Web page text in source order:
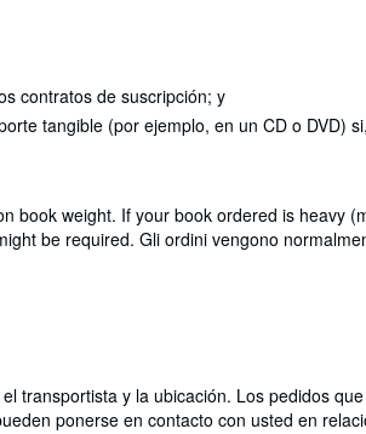
contratos de suscripción; y
tangible (por ejemplo, en un CD o
book weight. If your book ordered is heavy
be required. Gli ordini vengono
transportista y la ubicación. Los pedidos
ponerse en contacto con usted en